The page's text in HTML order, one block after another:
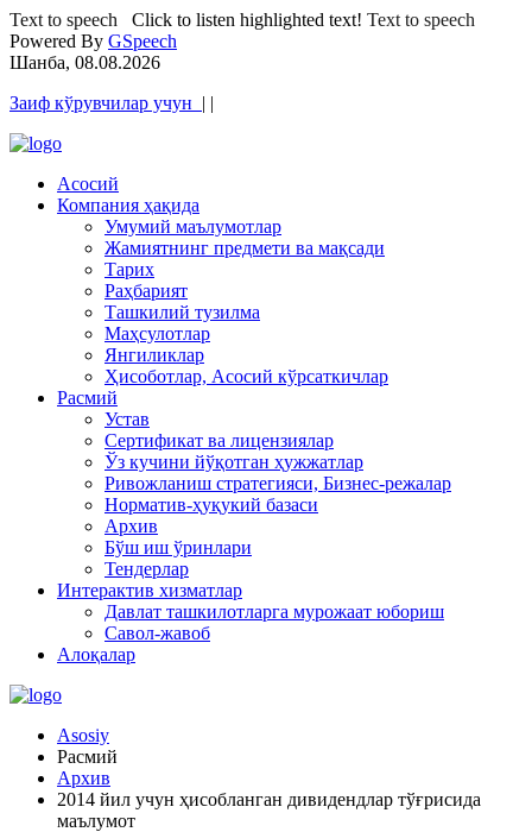
Text to speech Click to listen highlighted text! Text to speech
Powered By GSpeech
Шанба, 08.08.2026
Заиф кўрувчилар учун | |
Асосий
Компания ҳақида
Умумий маълумотлар
Жамиятнинг предмети ва мақсади
Тарих
Раҳбарият
Ташкилий тузилма
Маҳсулотлар
Янгиликлар
Ҳисоботлар, Асосий кўрсаткичлар
Расмий
Устав
Сертификат ва лицензиялар
Ўз кучини йўқотган ҳужжатлар
Ривожланиш стратегияси, Бизнес-режалар
Норматив-ҳуқукий базаси
Архив
Бўш иш ўринлари
Тендерлар
Интерактив хизматлар
Давлат ташкилотларга мурожаат юбориш
Савол-жавоб
Алоқалар
Asosiy
Расмий
Архив
2014 йил учун ҳисобланган дивидендлар тўғрисида
маълумот